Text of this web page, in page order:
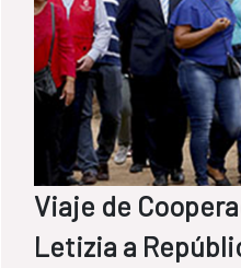
Viaje de
Letizia a